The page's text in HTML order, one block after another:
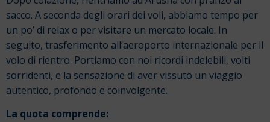
sacco. A seconda degli orari dei voli, abbiamo tempo per
un po’ di relax o per visitare un mercato locale. In
seguito, trasferimento all’aeroporto internazionale per il
volo di rientro. Portiamo con noi ricordi indelebili, volti
sorridenti, e la sensazione di aver vissuto un viaggio
autentico, profondo e coinvolgente.
La quota comprende: